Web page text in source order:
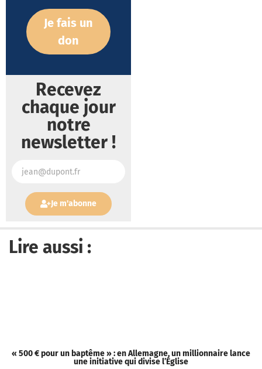
Je fais un
don
Recevez
chaque jour
notre
newsletter !
Je m'abonne
Lire aussi :
« 500 € pour un baptême » : en Allemagne, un millionnaire lance
une initiative qui divise l’Église